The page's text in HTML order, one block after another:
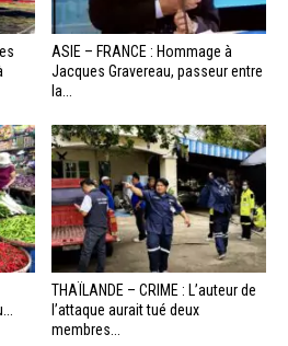
ASIE – FRANCE : Hommage à
Jacques Gravereau, passeur entre
la...
THAÏLANDE – CRIME : L’auteur de
l’attaque aurait tué deux
membres...